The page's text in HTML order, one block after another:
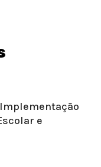
Implementação
e